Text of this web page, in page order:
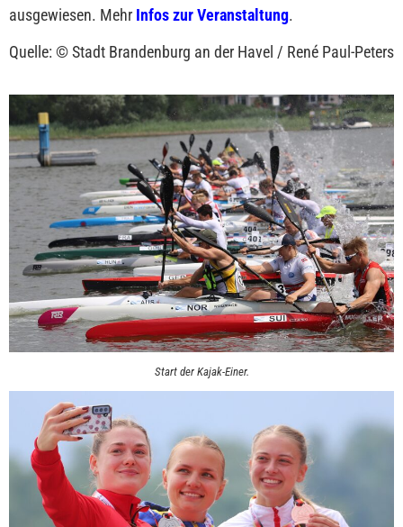
ausgewiesen. Mehr Infos zur Veranstaltung.
Quelle: © Stadt Brandenburg an der Havel / René Paul-Peters
Start der Kajak-Einer.